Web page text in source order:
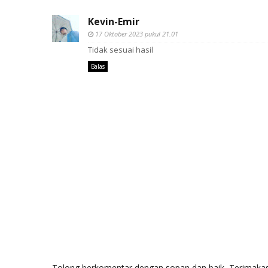
Kevin-Emir
17 Oktober 2023 pukul 21.01
Tidak sesuai hasil
Balas